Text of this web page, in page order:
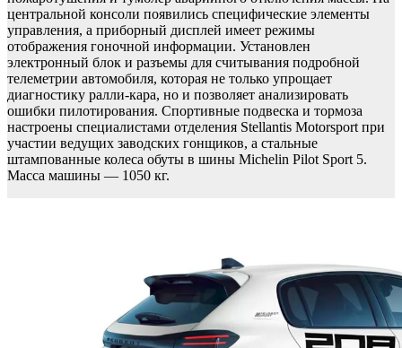
центральной консоли появились специфические элементы
управления, а приборный дисплей имеет режимы
отображения гоночной информации. Установлен
электронный блок и разъемы для считывания подробной
телеметрии автомобиля, которая не только упрощает
диагностику ралли-кара, но и позволяет анализировать
ошибки пилотирования. Спортивные подвеска и тормоза
настроены специалистами отделения Stellantis Motorsport при
участии ведущих заводских гонщиков, а стальные
штампованные колеса обуты в шины Michelin Pilot Sport 5.
Масса машины — 1050 кг.